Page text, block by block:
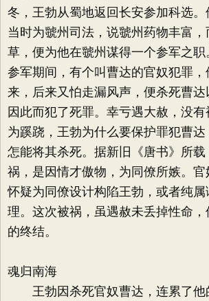
冬，王勃从蜀地返回长安参加科选
当时为虢州司法，说虢州药物丰富
草，便为他在虢州谋得一个参军之职
参军期间，有个叫曹达的官奴犯罪，
来，后来又怕走漏风声，便杀死曹
因此而犯了死罪。幸亏遇大赦，没
为蹊跷，王勃为什么要保护罪犯曹达
怎能将其杀死。据新旧《唐书》所载
祸，是因情才傲物，为同僚所嫉。官
怀疑为同僚设计构陷王勃，或者纯属
理。这次被祸，虽遇赦未丢掉性命
的终结。
魂归南海
王勃因杀死官奴曹达，连累了他